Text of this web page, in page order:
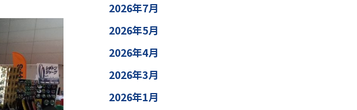
2026年7月
2026年5月
2026年4月
2026年3月
2026年1月